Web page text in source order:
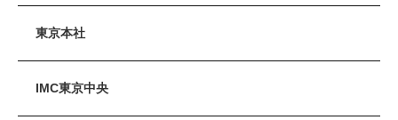
東京本社
IMC東京中央